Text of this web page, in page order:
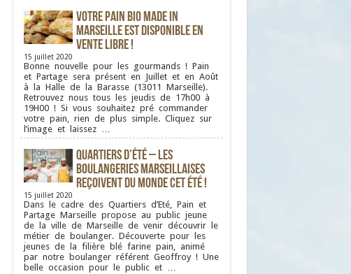
Votre pain bio Made in
Marseille est disponible en
vente libre !
15 juillet 2020
Bonne nouvelle pour les gourmands ! Pain
et Partage sera présent en Juillet et en Août
à la Halle de la Barasse (13011 Marseille).
Retrouvez nous tous les jeudis de 17h00 à
19H00 ! Si vous souhaitez pré commander
votre pain, rien de plus simple. Cliquez sur
l’image et laissez …
Quartiers d’été – Les
boulangeries Marseillaises
reçoivent du monde cet été !
15 juillet 2020
Dans le cadre des Quartiers d’Eté, Pain et
Partage Marseille propose au public jeune
de la ville de Marseille de venir découvrir le
métier de boulanger. Découverte pour les
jeunes de la filière blé farine pain, animé
par notre boulanger référent Geoffroy ! Une
belle occasion pour le public et …